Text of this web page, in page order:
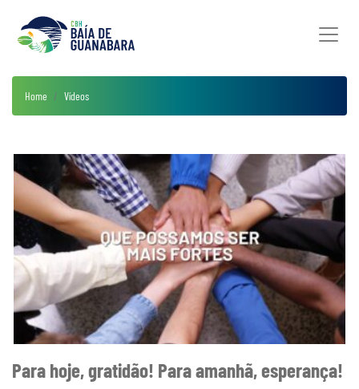
Home Vídeos
Para hoje, gratidão! Para amanhã, esperança!